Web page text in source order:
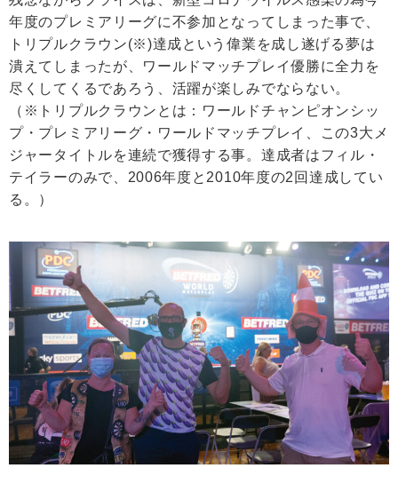
年度のプレミアリーグに不参加となってしまった事で、
トリプルクラウン(※)達成という偉業を成し遂げる夢は
潰えてしまったが、ワールドマッチプレイ優勝に全力を
尽くしてくるであろう、活躍が楽しみでならない。
（※トリプルクラウンとは：ワールドチャンピオンシッ
プ・プレミアリーグ・ワールドマッチプレイ、この3大メ
ジャータイトルを連続で獲得する事。達成者はフィル・
テイラーのみで、2006年度と2010年度の2回達成してい
る。）